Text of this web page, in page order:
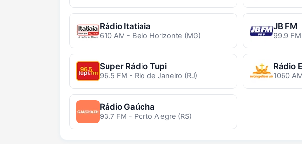
Rádio Itatiaia
610 AM - Belo Horizonte (MG)
JB FM
99.9
Super Rádio Tupi
96.5 FM - Rio de Janeiro (RJ)
Rádio
1060
Rádio Gaúcha
93.7 FM - Porto Alegre (RS)